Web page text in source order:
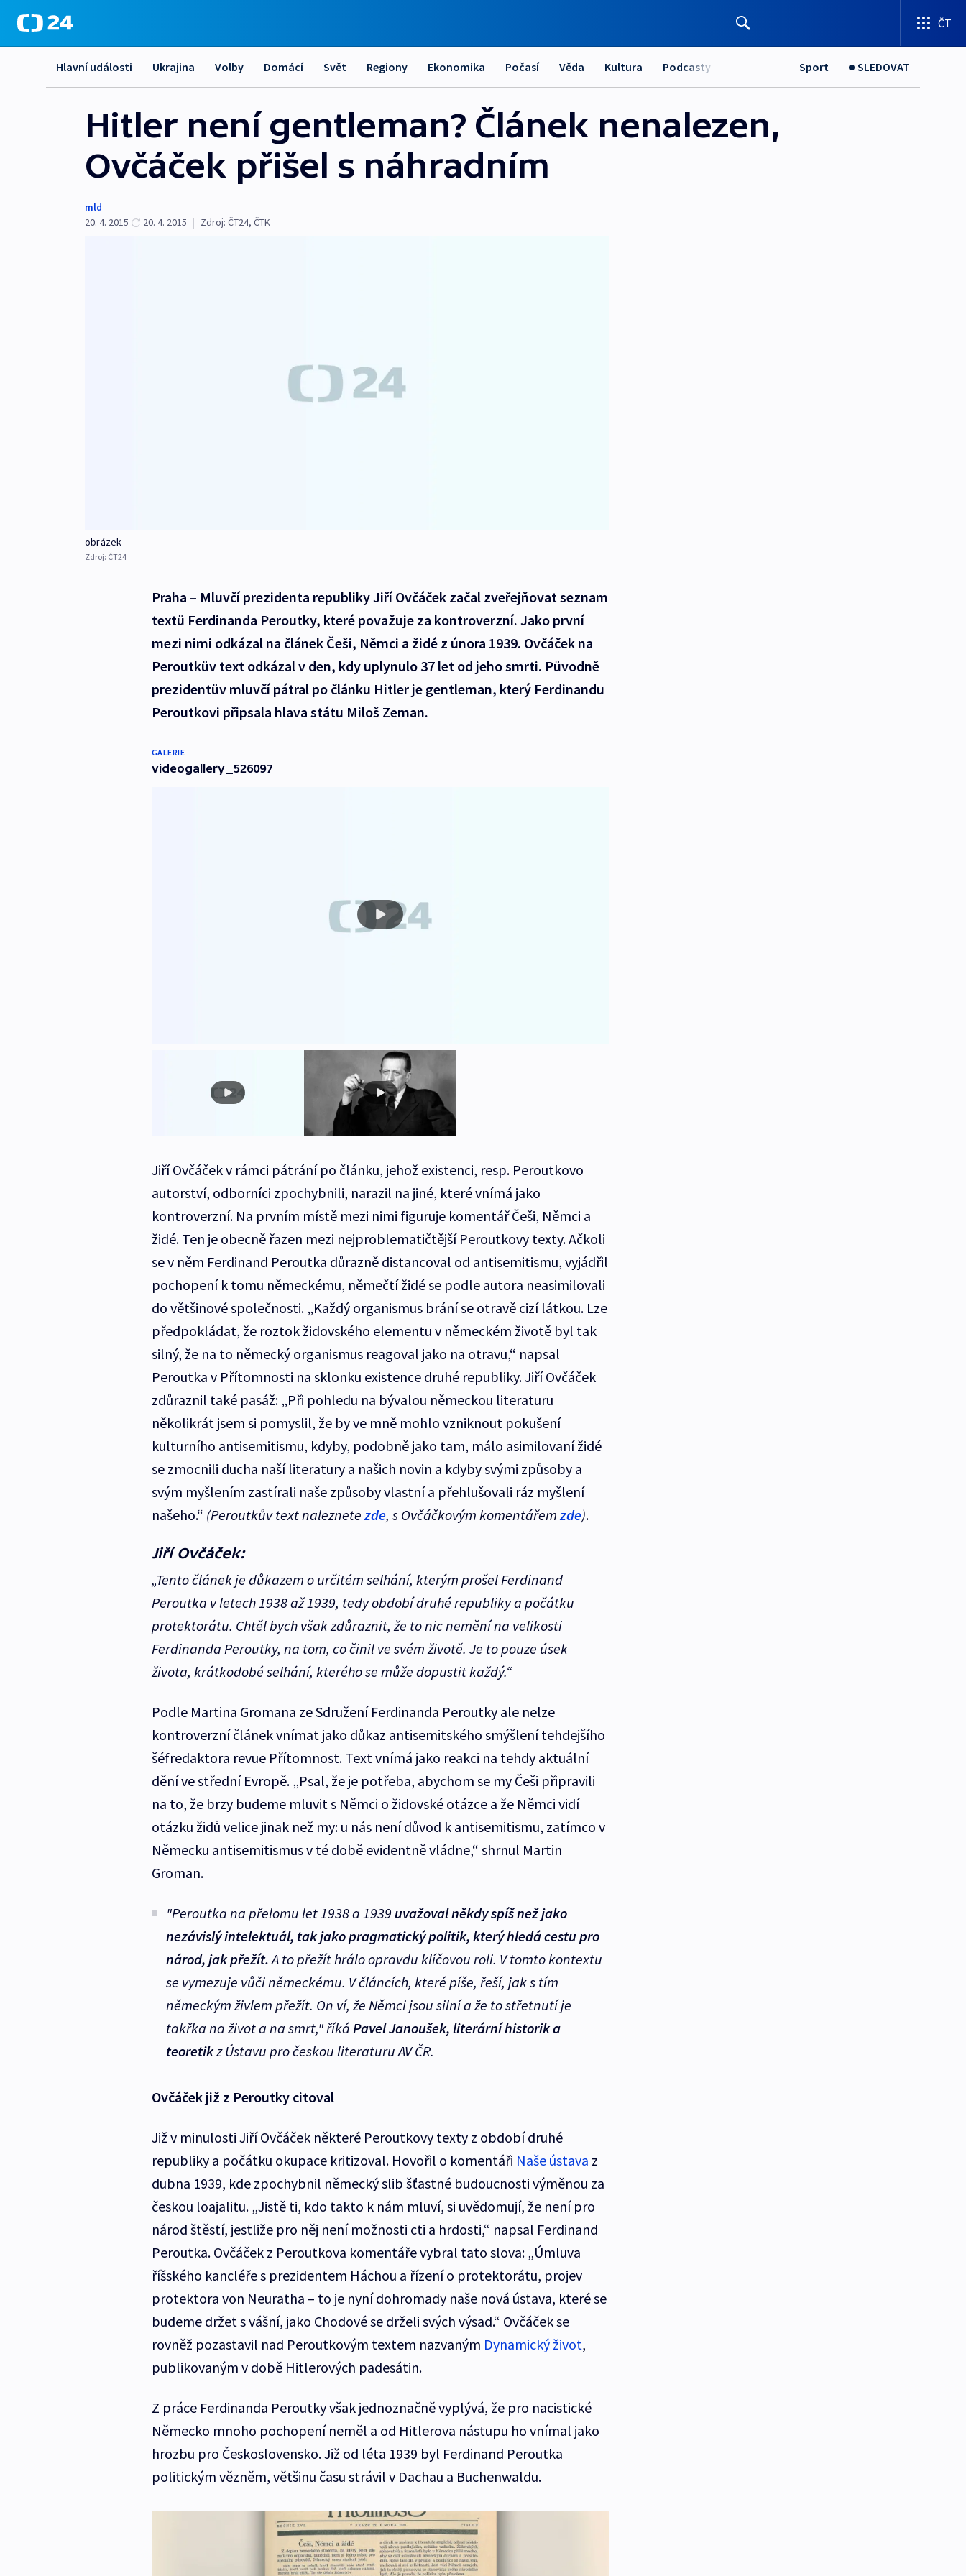
ČT
Hlavní události Ukrajina Volby Domácí Svět Regiony Ekonomika Počasí Věda Kultura Podcasty Sport SLEDOVAT
Hitler není gentleman? Článek nenalezen,
Ovčáček přišel s náhradním
mld
20. 4. 2015
20. 4. 2015 | Zdroj: ČT24, ČTK
obrázek
Zdroj: ČT24
Praha – Mluvčí prezidenta republiky Jiří Ovčáček začal zveřejňovat seznam
textů Ferdinanda Peroutky, které považuje za kontroverzní. Jako první
mezi nimi odkázal na článek Češi, Němci a židé z února 1939. Ovčáček na
Peroutkův text odkázal v den, kdy uplynulo 37 let od jeho smrti. Původně
prezidentův mluvčí pátral po článku Hitler je gentleman, který Ferdinandu
Peroutkovi připsala hlava státu Miloš Zeman.
GALERIE
videogallery_526097
Jiří Ovčáček v rámci pátrání po článku, jehož existenci, resp. Peroutkovo
autorství, odborníci zpochybnili, narazil na jiné, které vnímá jako
kontroverzní. Na prvním místě mezi nimi figuruje komentář Češi, Němci a
židé. Ten je obecně řazen mezi nejproblematičtější Peroutkovy texty. Ačkoli
se v něm Ferdinand Peroutka důrazně distancoval od antisemitismu, vyjádřil
pochopení k tomu německému, němečtí židé se podle autora neasimilovali
do většinové společnosti. „Každý organismus brání se otravě cizí látkou. Lze
předpokládat, že roztok židovského elementu v německém životě byl tak
silný, že na to německý organismus reagoval jako na otravu,“ napsal
Peroutka v Přítomnosti na sklonku existence druhé republiky. Jiří Ovčáček
zdůraznil také pasáž: „Při pohledu na bývalou německou literaturu
několikrát jsem si pomyslil, že by ve mně mohlo vzniknout pokušení
kulturního antisemitismu, kdyby, podobně jako tam, málo asimilovaní židé
se zmocnili ducha naší literatury a našich novin a kdyby svými způsoby a
svým myšlením zastírali naše způsoby vlastní a přehlušovali ráz myšlení
našeho.“ (Peroutkův text naleznete zde, s Ovčáčkovým komentářem zde).
Jiří Ovčáček:
„Tento článek je důkazem o určitém selhání, kterým prošel Ferdinand
Peroutka v letech 1938 až 1939, tedy období druhé republiky a počátku
protektorátu. Chtěl bych však zdůraznit, že to nic nemění na velikosti
Ferdinanda Peroutky, na tom, co činil ve svém životě. Je to pouze úsek
života, krátkodobé selhání, kterého se může dopustit každý.“
Podle Martina Gromana ze Sdružení Ferdinanda Peroutky ale nelze
kontroverzní článek vnímat jako důkaz antisemitského smýšlení tehdejšího
šéfredaktora revue Přítomnost. Text vnímá jako reakci na tehdy aktuální
dění ve střední Evropě. „Psal, že je potřeba, abychom se my Češi připravili
na to, že brzy budeme mluvit s Němci o židovské otázce a že Němci vidí
otázku židů velice jinak než my: u nás není důvod k antisemitismu, zatímco v
Německu antisemitismus v té době evidentně vládne,“ shrnul Martin
Groman.
"Peroutka na přelomu let 1938 a 1939 uvažoval někdy spíš než jako
nezávislý intelektuál, tak jako pragmatický politik, který hledá cestu pro
národ, jak přežít.A to přežít hrálo opravdu klíčovou roli. V tomto kontextu
se vymezuje vůči německému. V článcích, které píše, řeší, jak s tím
německým živlem přežít. On ví, že Němci jsou silní a že to střetnutí je
takřka na život a na smrt," říká Pavel Janoušek, literární historik a
teoretikz Ústavu pro českou literaturu AV ČR.
Ovčáček již z Peroutky citoval
Již v minulosti Jiří Ovčáček některé Peroutkovy texty z období druhé
republiky a počátku okupace kritizoval. Hovořil o komentáři Naše ústava z
dubna 1939, kde zpochybnil německý slib šťastné budoucnosti výměnou za
českou loajalitu. „Jistě ti, kdo takto k nám mluví, si uvědomují, že není pro
národ štěstí, jestliže pro něj není možnosti cti a hrdosti,“ napsal Ferdinand
Peroutka. Ovčáček z Peroutkova komentáře vybral tato slova: „Úmluva
říšského kancléře s prezidentem Háchou a řízení o protektorátu, projev
protektora von Neuratha – to je nyní dohromady naše nová ústava, které se
budeme držet s vášní, jako Chodové se drželi svých výsad.“ Ovčáček se
rovněž pozastavil nad Peroutkovým textem nazvaným Dynamický život,
publikovaným v době Hitlerových padesátin.
Z práce Ferdinanda Peroutky však jednoznačně vyplývá, že pro nacistické
Německo mnoho pochopení neměl a od Hitlerova nástupu ho vnímal jako
hrozbu pro Československo. Již od léta 1939 byl Ferdinand Peroutka
politickým vězněm, většinu času strávil v Dachau a Buchenwaldu.